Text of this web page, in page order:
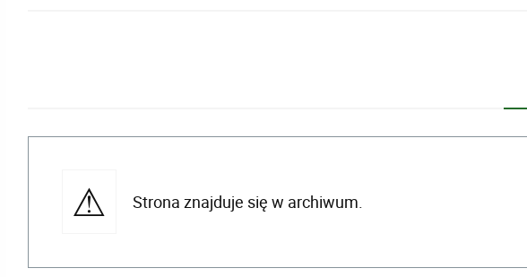
Strona znajduje się w archiwum.